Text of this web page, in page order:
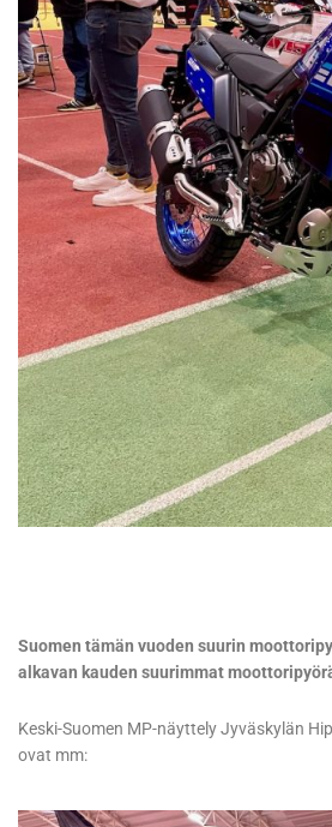
Suomen tämän vuoden suurin
alkavan kauden suurimmat
Keski-Suomen MP-näyttely Jyväskylän
ovat mm: